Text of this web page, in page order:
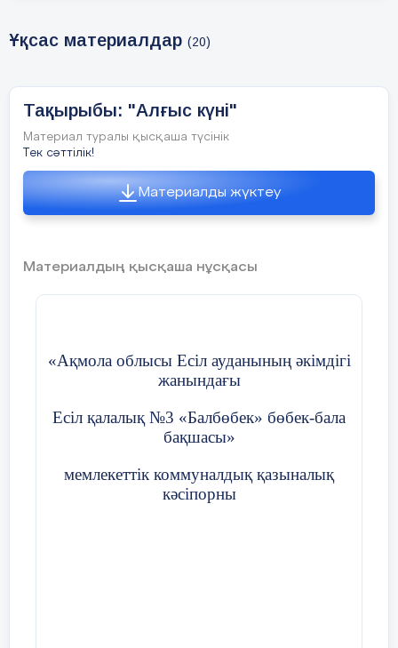
Ұқсас материалдар (20)
Тақырыбы: "Алғыс күні"
Материал туралы қысқаша түсінік
Тек сәттілік!
Материалды жүктеу
Материалдың қысқаша нұсқасы
«Ақмола облысы Есіл ауданының әкімдігі
жанындағы
Есіл қалалық №3 «Балбөбек» бөбек-бала
бақшасы»
мемлекеттік коммуналдық қазыналық
кәсіпорны